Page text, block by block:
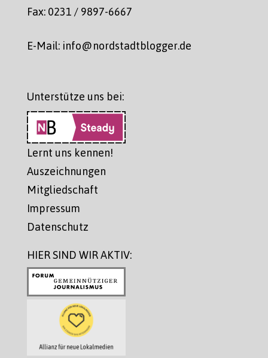
Fax: 0231 / 9897-6667
E-Mail: info@nordstadtblogger.de
Unterstütze uns bei:
Lernt uns kennen!
Auszeichnungen
Mitgliedschaft
Impressum
Datenschutz
HIER SIND WIR AKTIV: